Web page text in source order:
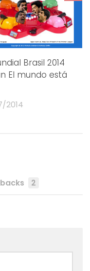
Brasil 2014
El mundo está
2014
2